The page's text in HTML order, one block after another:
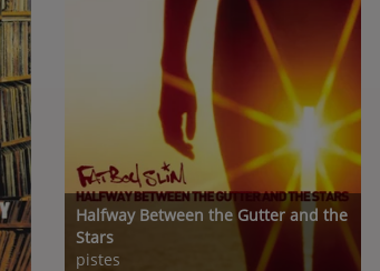
Halfway Between the Gutter and the
Stars
pistes